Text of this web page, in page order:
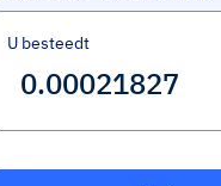
U besteedt